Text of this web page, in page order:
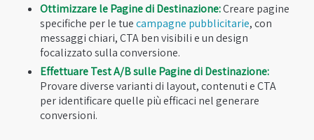
Ottimizzare le Pagine di Destinazione:Creare pagine
specifiche per le tuecampagne pubblicitarie, con
messaggi chiari, CTA ben visibili e un design
focalizzato sulla conversione.
Effettuare Test A/B sulle Pagine di Destinazione:
Provare diverse varianti di layout, contenuti e CTA
per identificare quelle più efficaci nel generare
conversioni.